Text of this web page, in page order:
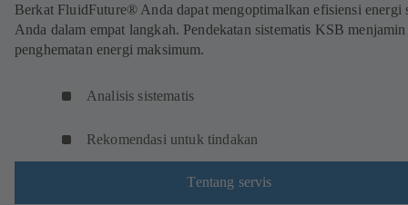
Berkat FluidFuture® Anda dapat mengoptimalkan efisiensi energi
Anda dalam empat langkah. Pendekatan sistematis KSB menjamin
penghematan energi maksimum.
Analisis sistematis
Rekomendasi untuk tindakan
Tentang servis